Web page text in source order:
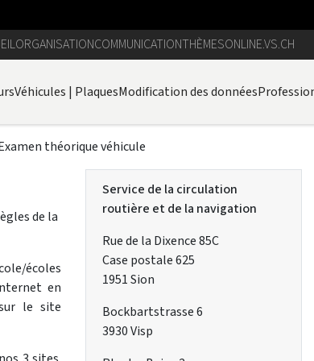
ORGANISATIONCOMMUNICATIONTHÈMESONLINE.VS.CH
Véhicules | PlaquesModification des données
théorique véhicule
de la
écoles
en
le site
Service de la circulation
routière et de la navigation
Rue de la Dixence 85C
Case postale 625
1951 Sion
Bockbartstrasse 6
3930 Visp